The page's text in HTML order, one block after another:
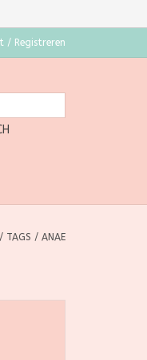
/ Registreren
/ TAGS / ANAE